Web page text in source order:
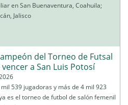
en San Buenaventura, Coahuila;
Jalisco
del Torneo de Futsal
a San Luis Potosí
539 jugadoras y más de 4 mil 923
es el torneo de futbol de salón femenil